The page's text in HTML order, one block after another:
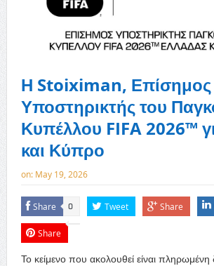
Η Stoiximan, Επίσημος
Υποστηρικτής του
Κυπέλλου FIFA 2026™
και Κύπρο
on: May 19, 2026
Share 0 Tweet Share
Share
Το κείμενο που ακολουθεί είναι πληρωμένη